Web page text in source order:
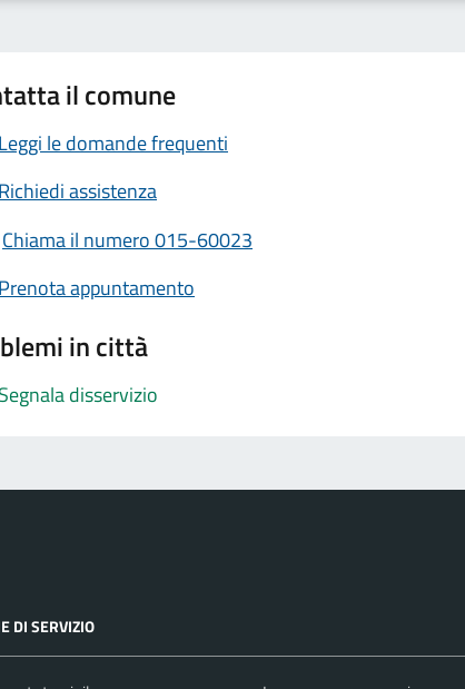
il comune
Leggi le domande frequenti
Richiedi assistenza
Chiama il numero 015-60023
Prenota appuntamento
in città
Segnala disservizio
DI SERVIZIO